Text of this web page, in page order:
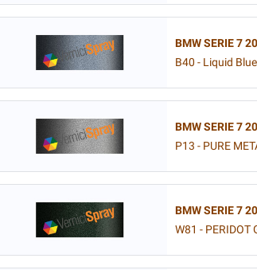
BMW SERIE 7
B40 - Liquid
BMW SERIE 7
P13 - PURE
BMW SERIE 7
W81 - PERIDOT